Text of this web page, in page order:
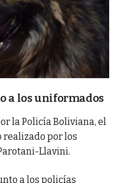
a los uniformados
la Policía Boliviana, el
por los
Llavini.
a los policías